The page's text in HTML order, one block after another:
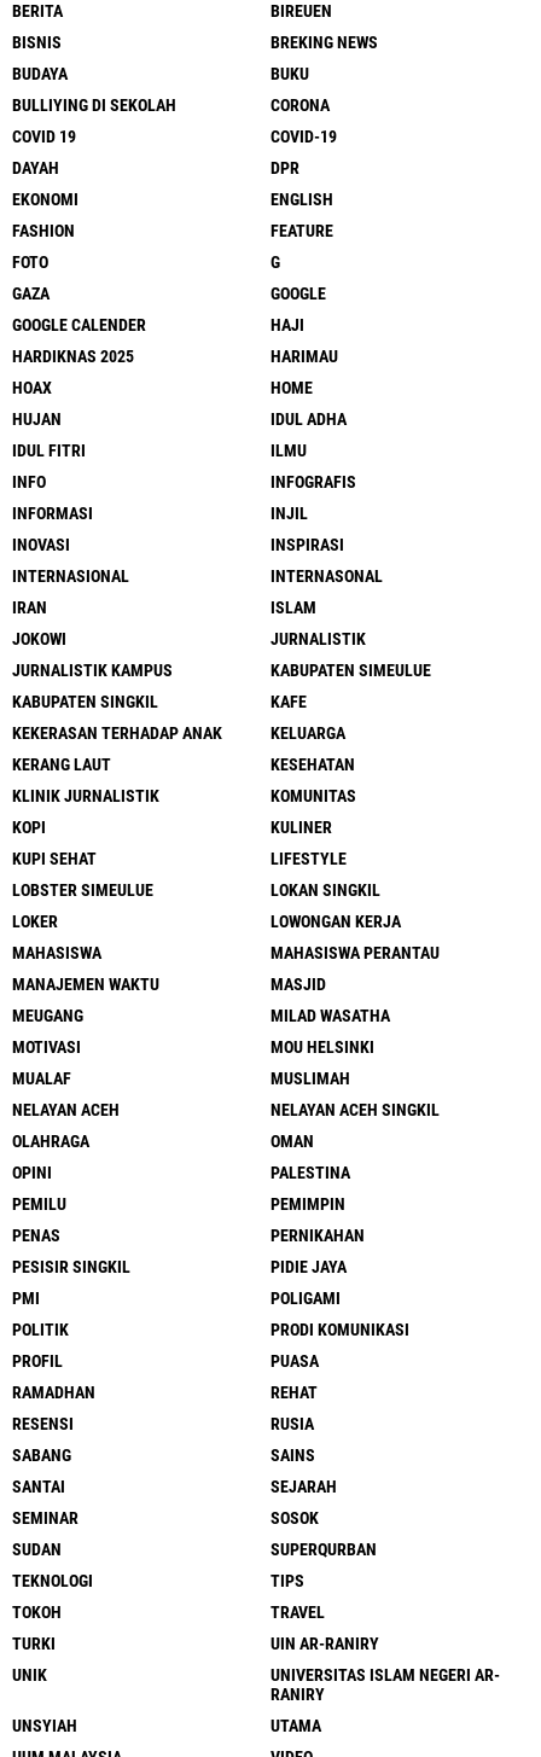
BERITA
BIREUEN
BISNIS
BREKING NEWS
BUDAYA
BUKU
BULLIYING DI SEKOLAH
CORONA
COVID 19
COVID-19
DAYAH
DPR
EKONOMI
ENGLISH
FASHION
FEATURE
FOTO
G
GAZA
GOOGLE
GOOGLE CALENDER
HAJI
HARDIKNAS 2025
HARIMAU
HOAX
HOME
HUJAN
IDUL ADHA
IDUL FITRI
ILMU
INFO
INFOGRAFIS
INFORMASI
INJIL
INOVASI
INSPIRASI
INTERNASIONAL
INTERNASONAL
IRAN
ISLAM
JOKOWI
JURNALISTIK
JURNALISTIK KAMPUS
KABUPATEN SIMEULUE
KABUPATEN SINGKIL
KAFE
KEKERASAN TERHADAP ANAK
KELUARGA
KERANG LAUT
KESEHATAN
KLINIK JURNALISTIK
KOMUNITAS
KOPI
KULINER
KUPI SEHAT
LIFESTYLE
LOBSTER SIMEULUE
LOKAN SINGKIL
LOKER
LOWONGAN KERJA
MAHASISWA
MAHASISWA PERANTAU
MANAJEMEN WAKTU
MASJID
MEUGANG
MILAD WASATHA
MOTIVASI
MOU HELSINKI
MUALAF
MUSLIMAH
NELAYAN ACEH
NELAYAN ACEH SINGKIL
OLAHRAGA
OMAN
OPINI
PALESTINA
PEMILU
PEMIMPIN
PENAS
PERNIKAHAN
PESISIR SINGKIL
PIDIE JAYA
PMI
POLIGAMI
POLITIK
PRODI KOMUNIKASI
PROFIL
PUASA
RAMADHAN
REHAT
RESENSI
RUSIA
SABANG
SAINS
SANTAI
SEJARAH
SEMINAR
SOSOK
SUDAN
SUPERQURBAN
TEKNOLOGI
TIPS
TOKOH
TRAVEL
TURKI
UIN AR-RANIRY
UNIK
UNIVERSITAS ISLAM NEGERI AR-
RANIRY
UNSYIAH
UTAMA